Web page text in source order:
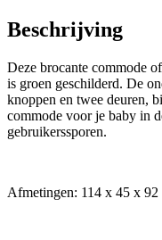
Beschrijving
Deze brocante commode
is groen geschilderd. De
knoppen en twee deuren,
commode voor je baby in
gebruikerssporen.
Afmetingen: 114 x 45 x 92